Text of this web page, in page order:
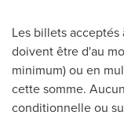
Les billets
doivent être d'au
minimum) ou en
cette somme.
conditionnelle ou